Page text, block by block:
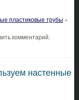
пластиковые трубы »
комментарий.
настенные